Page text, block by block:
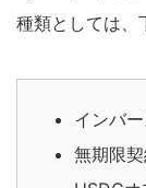
種類としては、
インバ
無期限